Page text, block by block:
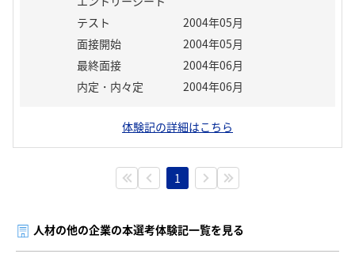
テスト
2004年05月
面接開始
2004年05月
最終面接
2004年06月
内定・内々定
2004年06月
体験記の詳細はこちら
1
人材の他の企業の本選考体験記一覧を見る